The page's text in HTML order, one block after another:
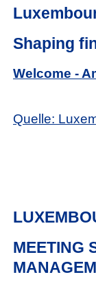
Shaping
Welcome -
Quelle:
MEETING